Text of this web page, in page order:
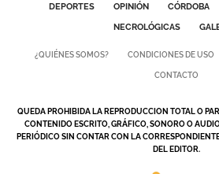
DEPORTES
OPINIÓN CÓRDOBA
NECROLÓGICAS
¿QUIÉNES SOMOS? CONDICIONES DE USO
CONTACTO
QUEDA PROHIBIDA LA REPRODUCCION TOTAL O
CONTENIDO ESCRITO, GRÁFICO, SONORO O
PERIÓDICO SIN CONTAR CON LA
DEL EDITOR.